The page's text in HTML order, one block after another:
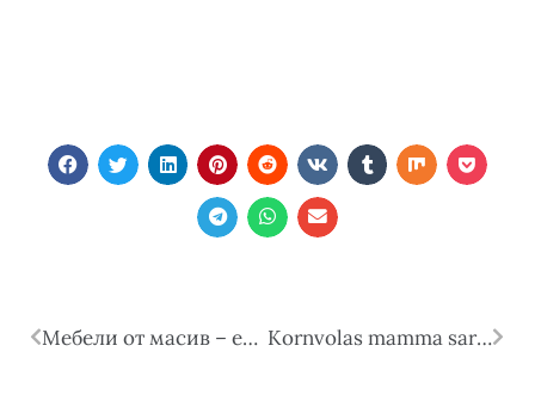
Мебели от масив – естествена красота, здравина и дълготрайност за вашия дом Kornvolas mamma sarīkoja sirsnīgu “Adoptē kucēnu” ballīti, kas satuvināja vietējās ģimenes